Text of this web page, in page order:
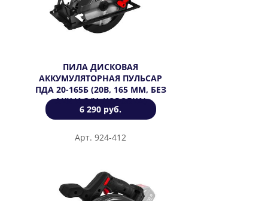
ПИЛА ДИСКОВАЯ
АККУМУЛЯТОРНАЯ ПУЛЬСАР
ПДА 20-165Б (20В, 165 ММ, БЕЗ
АКК И З/У, КОРОБКА)
6 290 руб.
Арт. 924-412